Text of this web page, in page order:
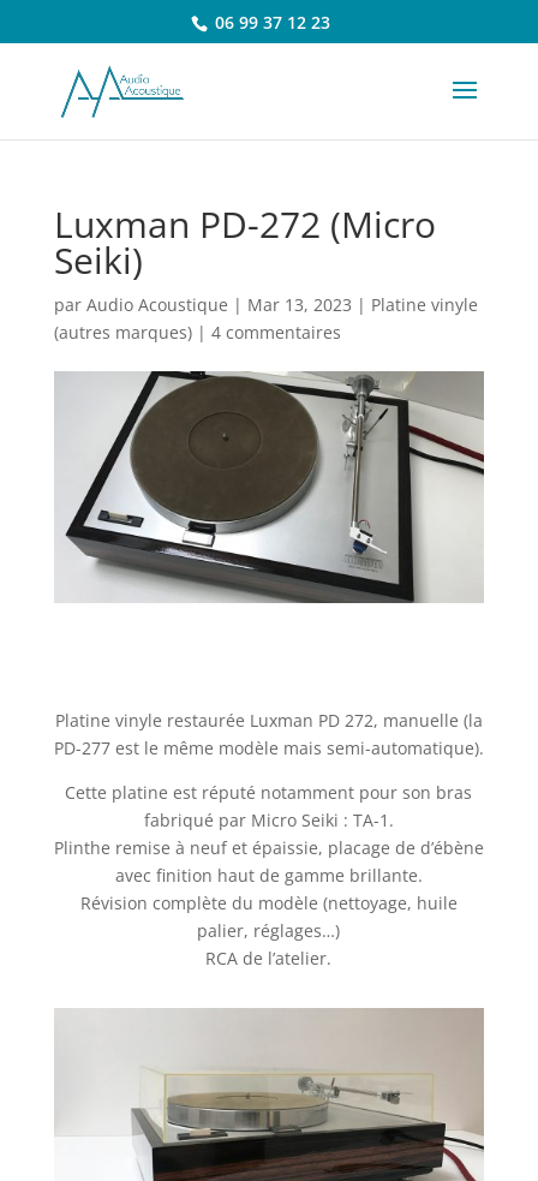
06 99 37 12 23
Luxman PD-272 (Micro
Seiki)
par Audio Acoustique | Mar 13, 2023 | Platine vinyle
(autres marques)| 4 commentaires
Platine vinyle restaurée Luxman PD 272, manuelle (la
PD-277 est le même modèle mais semi-automatique).
Cette platine est réputé notamment pour son bras
fabriqué par Micro Seiki : TA-1.
Plinthe remise à neuf et épaissie, placage de d’ébène
avec finition haut de gamme brillante.
Révision complète du modèle (nettoyage, huile
palier, réglages…)
RCA de l’atelier.